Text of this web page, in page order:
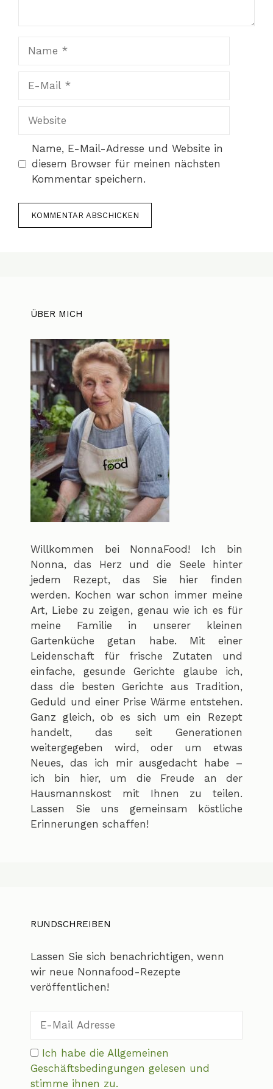
Website
Name, E-Mail-Adresse und Website in
diesem Browser für meinen nächsten
Kommentar speichern.
ÜBER MICH
Willkommen bei NonnaFood! Ich bin
Nonna, das Herz und die Seele hinter
jedem Rezept, das Sie hier finden
werden. Kochen war schon immer meine
Art, Liebe zu zeigen, genau wie ich es für
meine Familie in unserer kleinen
Gartenküche getan habe. Mit einer
Leidenschaft für frische Zutaten und
einfache, gesunde Gerichte glaube ich,
dass die besten Gerichte aus Tradition,
Geduld und einer Prise Wärme entstehen.
Ganz gleich, ob es sich um ein Rezept
handelt, das seit Generationen
weitergegeben wird, oder um etwas
Neues, das ich mir ausgedacht habe –
ich bin hier, um die Freude an der
Hausmannskost mit Ihnen zu teilen.
Lassen Sie uns gemeinsam köstliche
Erinnerungen schaffen!
RUNDSCHREIBEN
Lassen Sie sich benachrichtigen, wenn
wir neue Nonnafood-Rezepte
veröffentlichen!
Ich habe die Allgemeinen
Geschäftsbedingungen gelesen und
stimme ihnen zu.